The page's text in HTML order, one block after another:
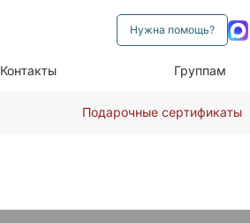
Нужна помощь?
Контакты Группам
Подарочные сертификаты